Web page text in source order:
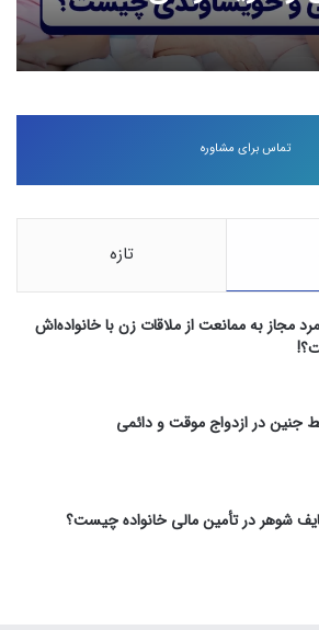
تماس برای مشاوره
تازه
مرد مجاز به ممانعت از ملاقات زن با خانواده‌اش
جنین در ازدواج موقت و دائمی
شوهر در تأمین مالی خانواده چیست؟